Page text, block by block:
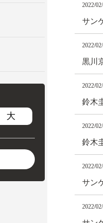
大
2022/
サン
2022/
黒川
2022/
鈴木
2022/
鈴木
2022/
サン
2022/